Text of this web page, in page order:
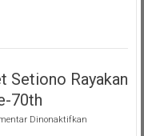
Setiono Rayakan
70th
Dinonaktifkanpada